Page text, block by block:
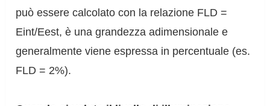
può essere calcolato con la relazione FLD =
Eint/Eest, è una grandezza adimensionale e
generalmente viene espressa in percentuale (es.
FLD = 2%).